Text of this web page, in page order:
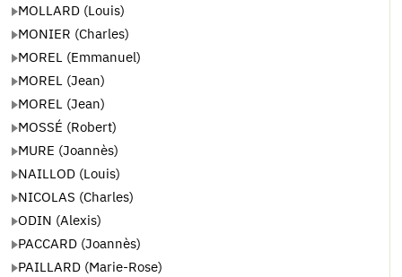
MOLLARD (Louis)
MONIER (Charles)
MOREL (Emmanuel)
MOREL (Jean)
MOREL (Jean)
MOSSÉ (Robert)
MURE (Joannès)
NAILLOD (Louis)
NICOLAS (Charles)
ODIN (Alexis)
PACCARD (Joannès)
PAILLARD (Marie-Rose)